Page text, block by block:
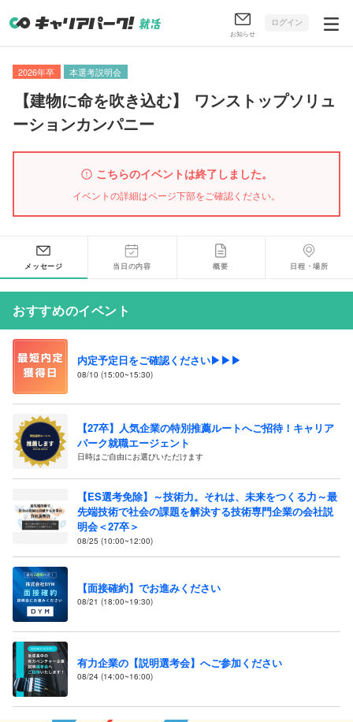
お知らせ
ログイン
2026年卒 本選考説明会
【建物に命を吹き込む】
ワンストップソリュ
ーションカンパニー
こちらのイベントは終了しました。
イベントの詳細はページ下部をご確認ください。
メッセージ 当日の内容 概要 日程・場所
おすすめのイベント
内定予定日をご確認ください▶▶▶
08/10 (15:00~15:30)
【27卒】人気企業の特別推薦ルートへご招待！キャリア
パーク就職エージェント
日時はご自由にお選びいただけます
【ES選考免除】～技術力。それは、未来をつくる力～最
先端技術で社会の課題を解決する技術専門企業の会社説
明会＜27卒＞
08/25 (10:00~12:00)
【面接確約】でお進みください
08/21 (18:00~19:30)
有力企業の【説明選考会】へご参加ください
08/24 (14:00~16:00)